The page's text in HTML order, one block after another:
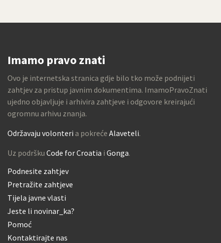
Imamo pravo znati
Ovo je internetska stranica gdje bilo tko može podnijeti
zahtjev za pristup javnim dokumentima. ImamoPravoZnati
ujedno objavljuje i arhivira zahtjeve i odgovore kreirajući
ogromnu arhivu znanja.
Održavaju volonteri a pokreće Alaveteli.
Uz podršku Code for Croatia i Gonga.
Podnesite zahtjev
Pretražite zahtjeve
Tijela javne vlasti
Jeste li novinar_ka?
Pomoć
Kontaktirajte nas